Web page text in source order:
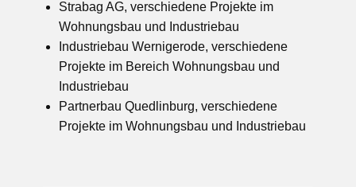
Strabag AG, verschiedene Projekte im
Wohnungsbau und Industriebau
Industriebau Wernigerode, verschiedene
Projekte im Bereich Wohnungsbau und
Industriebau
Partnerbau Quedlinburg, verschiedene
Projekte im Wohnungsbau und Industriebau